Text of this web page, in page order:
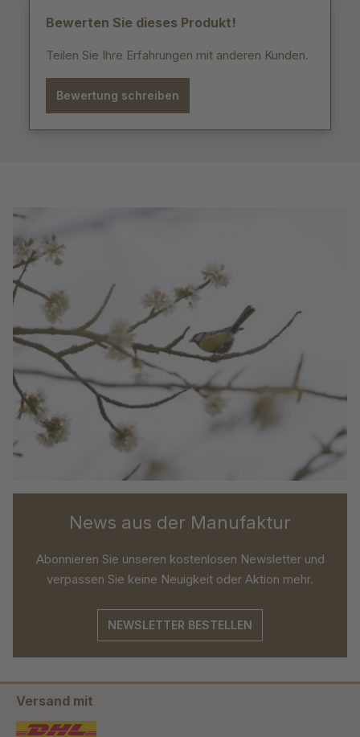
Bewerten Sie dieses Produkt!
Teilen Sie Ihre Erfahrungen mit anderen Kunden.
Bewertung schreiben
News aus der Manufaktur
Abonnieren Sie unseren kostenlosen Newsletter und
verpassen Sie keine Neuigkeit oder Aktion mehr.
NEWSLETTER BESTELLEN
Versand mit